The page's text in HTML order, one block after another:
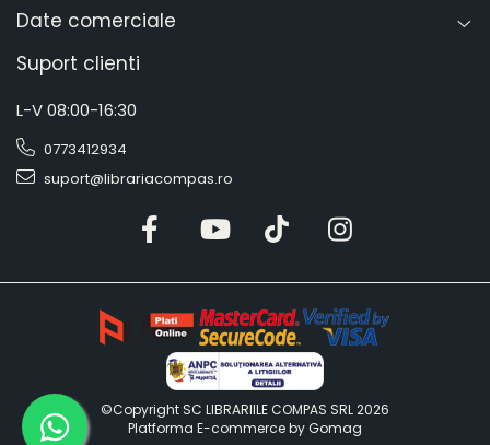
Date comerciale
Suport clienti
L-V 08:00-16:30
0773412934
suport@librariacompas.ro
©Copyright SC LIBRARIILE COMPAS SRL 2026
Platforma E-commerce by Gomag